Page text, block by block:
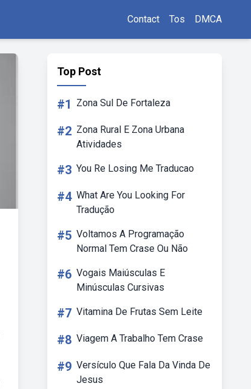
Contact Tos DMCA
Top Post
#1 Zona Sul De Fortaleza
#2 Zona Rural E Zona Urbana
Atividades
#3 You Re Losing Me Traducao
#4 What Are You Looking For
Tradução
#5 Voltamos A Programação
Normal Tem Crase Ou Não
#6 Vogais Maiúsculas E
Minúsculas Cursivas
#7 Vitamina De Frutas Sem Leite
#8 Viagem A Trabalho Tem Crase
#9 Versículo Que Fala Da Vinda De
Jesus